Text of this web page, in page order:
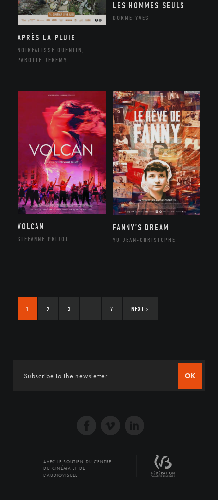
APRÈS LA PLUIE
NOIRFALISSE QUENTIN,
PAROTTE JEREMY
LES HOMMES SEULS
DORME YVES
VOLCAN
STÉFANNE PRIJOT
FANNY’S DREAM
YU JEAN-CHRISTOPHE
1 2 3 … 7 NEXT ›
OK
AVEC LE SOUTIEN DU CENTRE
DU CINÉMA ET DE
L'AUDIOVISUEL